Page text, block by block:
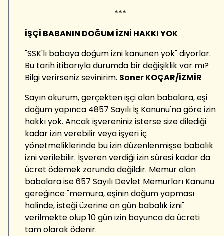
***
İŞÇİ BABANIN DOĞUM İZNİ HAKKI YOK
"SSK'lı babaya doğum izni kanunen yok" diyorlar.
Bu tarih itibarıyla durumda bir değişiklik var mı?
Bilgi verirseniz sevinirim. Soner KOÇAR/İZMİR
Sayın okurum, gerçekten işçi olan babalara, eşi
doğum yapınca 4857 Sayılı İş Kanunu'na göre izin
hakkı yok. Ancak işvereniniz isterse size dilediği
kadar izin verebilir veya işyeri iç
yönetmeliklerinde bu izin düzenlenmişse babalık
izni verilebilir. İşveren verdiği izin süresi kadar da
ücret ödemek zorunda değildir. Memur olan
babalara ise 657 Sayılı Devlet Memurları Kanunu
gereğince "memura, eşinin doğum yapması
halinde, isteği üzerine on gün babalık izni"
verilmekte olup 10 gün izin boyunca da ücreti
tam olarak ödenir.